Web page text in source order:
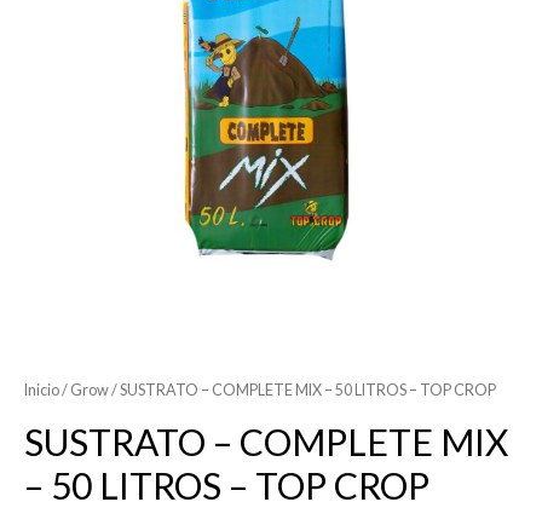
Inicio/ Grow/ SUSTRATO – COMPLETE MIX – 50 LITROS – TOP CROP
SUSTRATO – COMPLETE MIX
– 50 LITROS – TOP CROP